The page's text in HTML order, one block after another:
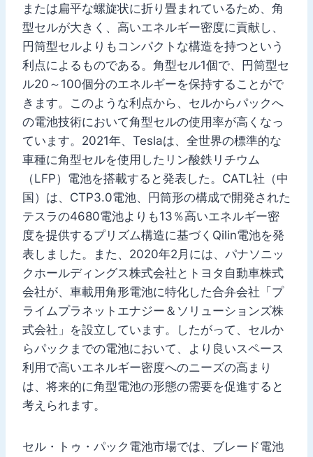
または扁平な螺旋状に折り畳まれているため、角
型セルが大きく、高いエネルギー密度に貢献し、
円筒型セルよりもコンパクトな構造を持つという
利点によるものである。角型セル1個で、円筒型セ
ル20～100個分のエネルギーを保持することがで
きます。このような利点から、セルからパックへ
の電池技術において角型セルの使用率が高くなっ
ています。2021年、Teslaは、全世界の標準的な
車種に角型セルを使用したリン酸鉄リチウム
（LFP）電池を搭載すると発表した。CATL社（中
国）は、CTP3.0電池、円筒形の構成で開発された
テスラの4680電池よりも13％高いエネルギー密
度を提供するプリズム構造に基づくQilin電池を発
表しました。また、2020年2月には、パナソニッ
クホールディングス株式会社とトヨタ自動車株式
会社が、車載用角形電池に特化した合弁会社「プ
ライムプラネットエナジー＆ソリューションズ株
式会社」を設立しています。したがって、セルか
らパックまでの電池において、より良いスペース
利用で高いエネルギー密度へのニーズの高まり
は、将来的に角型電池の形態の需要を促進すると
考えられます。
セル・トゥ・パック電池市場では、ブレード電池